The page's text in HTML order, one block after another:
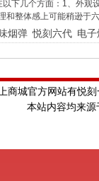
下几个方面：1、外观
和整体感上可能稍逊
烟弹 悦刻六代 电子
商城官方网站有悦
本站内容均来